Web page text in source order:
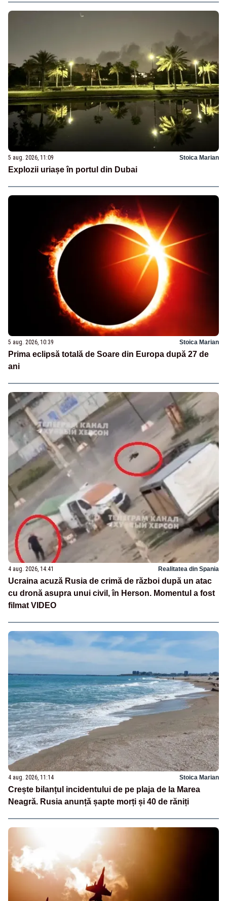
5 aug. 2026, 11:09 Stoica Marian
Explozii uriașe în portul din Dubai
5 aug. 2026, 10:39 Stoica Marian
Prima eclipsă totală de Soare din Europa după 27 de
ani
4 aug. 2026, 14:41 Realitatea din Spania
Ucraina acuză Rusia de crimă de război după un atac
cu dronă asupra unui civil, în Herson. Momentul a fost
filmat VIDEO
4 aug. 2026, 11:14 Stoica Marian
Crește bilanțul incidentului de pe plaja de la Marea
Neagră. Rusia anunță șapte morți și 40 de răniți